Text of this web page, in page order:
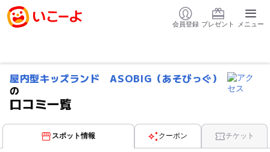
会員登録 プレゼント メニュー
屋内型キッズランド ASOBIG（あそびっぐ）
の
口コミ一覧
スポット情報 クーポン チケット